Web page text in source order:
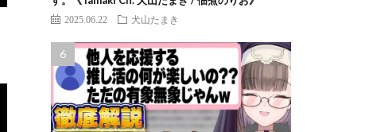
2025.06.22 犬山たまき